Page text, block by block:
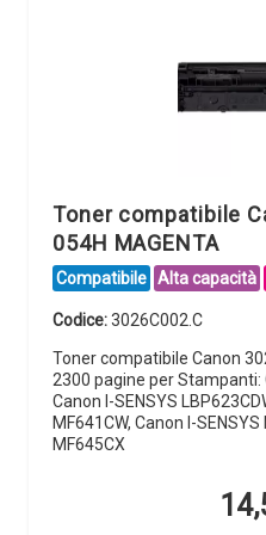
Toner compatibile
054H MAGENTA
Compatibile Alta capacità
Codice:3026C002.C
Toner compatibile Canon
2300 pagine per Stampanti:
Canon I-SENSYS
MF641CW, Canon I-
MF645CX